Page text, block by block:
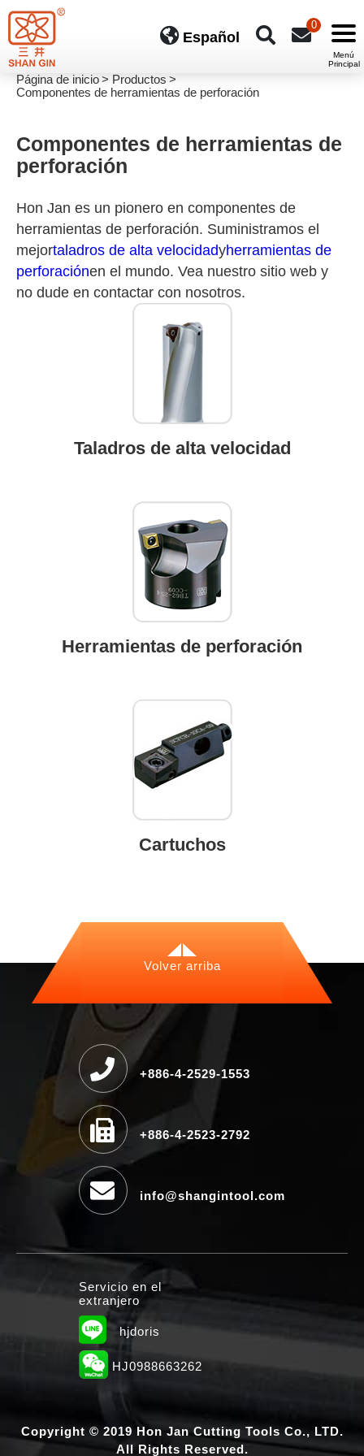
Español
0
Página de inicio
Productos
Componentes de herramientas de perforación
Componentes de herramientas de
perforación
Hon Jan es un pionero en componentes de
herramientas de perforación. Suministramos el
mejortaladros de alta velocidadyherramientas de
perforaciónen el mundo. Vea nuestro sitio web y
no dude en contactar con nosotros.
Taladros de alta velocidad
Herramientas de perforación
Cartuchos
Volver arriba
+886-4-2529-1553
+886-4-2523-2792
info@shangintool.com
Servicio en el
extranjero
hjdoris
HJ0988663262
Copyright © 2019 Hon Jan Cutting Tools Co., LTD.
All Rights Reserved.